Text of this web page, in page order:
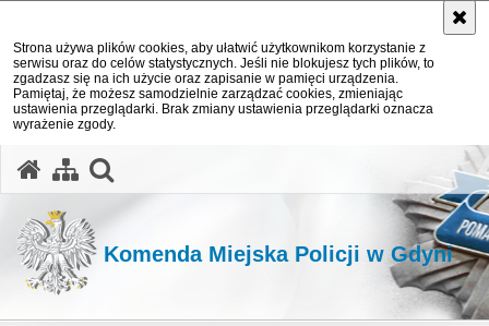
Strona używa plików cookies, aby ułatwić użytkownikom korzystanie z
serwisu oraz do celów statystycznych. Jeśli nie blokujesz tych plików, to
zgadzasz się na ich użycie oraz zapisanie w pamięci urządzenia.
Pamiętaj, że możesz samodzielnie zarządzać cookies, zmieniając
ustawienia przeglądarki. Brak zmiany ustawienia przeglądarki oznacza
wyrażenie zgody.
Komenda Miejska Policji w Gdyni